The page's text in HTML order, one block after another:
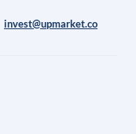
invest@upmarket.co